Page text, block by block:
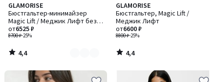
GLAMORISE
Бюстгальтер-минимайзер
Magic Lift / Меджик Лифт без
косточек
8700 ₽-25%
от6525 ₽
4,4
/ 5
Количество
цветов:
2
4,4
/
GLAMORISE
Бюстгальтер, Magic Lift /
Меджик Лифт
8800 ₽-25%
от6600 ₽
4,4
/ 5
4,4
/